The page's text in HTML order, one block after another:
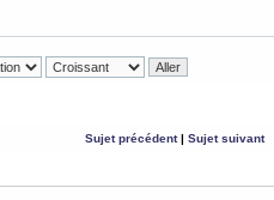
Sujet précédent| Sujet suivant